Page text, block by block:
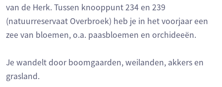
van de Herk. Tussen knooppunt 234 en 239
(natuurreservaat Overbroek) heb je in het voorjaar een
zee van bloemen, o.a. paasbloemen en orchideeën.
Je wandelt door boomgaarden, weilanden, akkers en
grasland.